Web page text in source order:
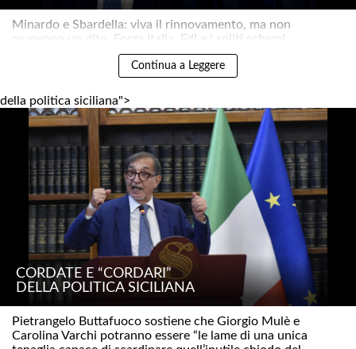
Minardo e Sbardella: viva il rinnovamento, ma non
muovono un dito. Forza Italia, FdI e i soliti schemi..
Continua a Leggere
della politica siciliana">
CORDATE E “CORDARI”
DELLA POLITICA SICILIANA
Pietrangelo Buttafuoco sostiene che Giorgio Mulè e
Carolina Varchi potranno essere “le lame di una unica